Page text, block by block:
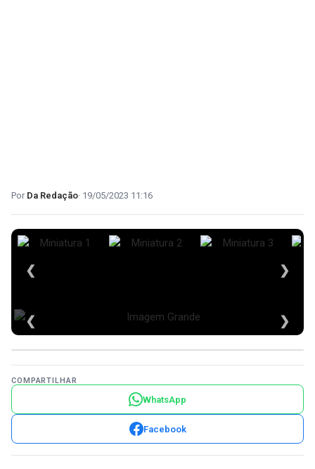
Da Redação 19/05/2023 11:16
❮ ❯
❮ ❯
COMPARTILHAR
WhatsApp
Facebook